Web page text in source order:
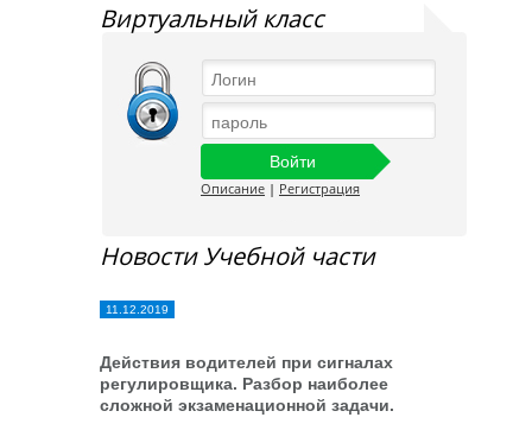
Виртуальный класс
Описание | Регистрация
Новости Учебной части
11.12.2019
Действия водителей при сигналах
регулировщика. Разбор наиболее
сложной экзаменационной задачи.